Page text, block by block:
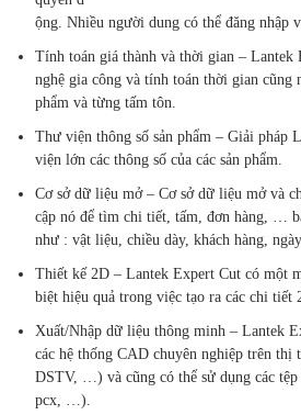
ộng. Nhiều người dung có thể đăng nhập
Tính toán giá thành và thời gian – Lantek
nghệ gia công và tính toán thời gian cũng
phẩm và từng tấm tôn.
Thư viện thông số sản phẩm – Giải pháp
viện lớn các thông số của các sản phẩm.
Cơ sở dữ liệu mở – Cơ sở dữ liệu mở và
cập nó để tìm chi tiết, tấm, đơn hàng, …
như : vật liệu, chiều dày, khách hàng,
Thiết kế 2D – Lantek Expert Cut có một
biệt hiệu quả trong việc tạo ra các chi tiết
Xuất/Nhập dữ liệu thông minh – Lantek
các hệ thống CAD chuyên nghiệp trên
DSTV, …) và cũng có thể sử dụng các
pcx, …).